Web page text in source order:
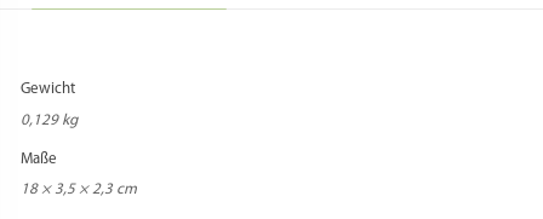
Gewicht
0,129 kg
Maße
18 × 3,5 × 2,3 cm